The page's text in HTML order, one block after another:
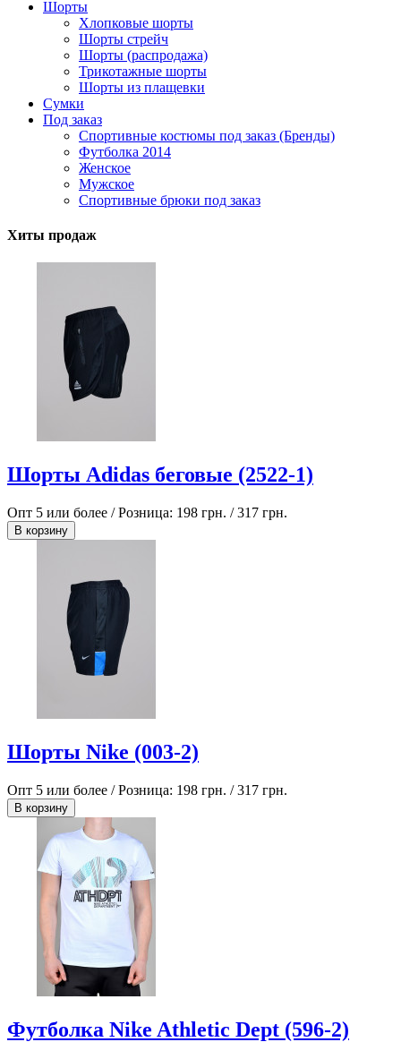
Шорты
Хлопковые шорты
Шорты стрейч
Шорты (распродажа)
Трикотажные шорты
Шорты из плащевки
Сумки
Под заказ
Спортивные костюмы под заказ (Бренды)
Футболка 2014
Женское
Мужское
Спортивные брюки под заказ
Хиты продаж
Шорты Adidas беговые (2522-1)
Опт 5 или более / Розница: 198 грн. /317 грн.
В корзину
Шорты Nike (003-2)
Опт 5 или более / Розница: 198 грн. /317 грн.
В корзину
Футболка Nike Athletic Dept (596-2)